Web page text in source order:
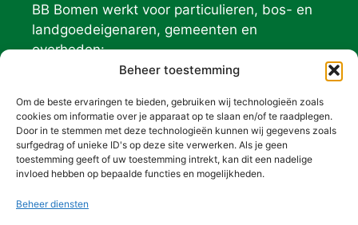
Beheer toestemming
Om de beste ervaringen te bieden, gebruiken wij technologieën zoals
cookies om informatie over je apparaat op te slaan en/of te raadplegen.
Door in te stemmen met deze technologieën kunnen wij gegevens zoals
surfgedrag of unieke ID's op deze site verwerken. Als je geen
toestemming geeft of uw toestemming intrekt, kan dit een nadelige
invloed hebben op bepaalde functies en mogelijkheden.
Beheer diensten
BB Bomen werkt voor particulieren, bos- en
landgoedeigenaren, gemeenten en
overheden:
Geldersch Landschap
De Hoge Veluwe
Contact (BB) bomen
026-3010012